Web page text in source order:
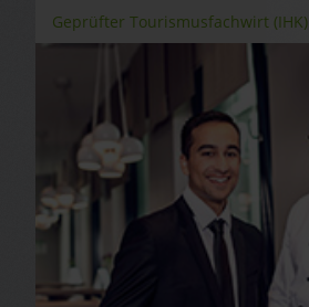
Geprüfter Tourismusfachwirt (IHK)